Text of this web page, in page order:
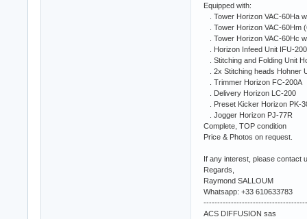
Equipped with:
. Tower Horizon VAC-60Ha
. Tower Horizon VAC-60Hm
. Tower Horizon VAC-60Hc
. Horizon Infeed Unit IFU-200
. Stitching and Folding Unit
. 2x Stitching heads Hohner
. Trimmer Horizon FC-200A
. Delivery Horizon LC-200
. Preset Kicker Horizon PK-
. Jogger Horizon PJ-77R
Complete, TOP condition
Price & Photos on request.
If any interest, please contact
Regards,
Raymond SALLOUM
Whatsapp: +33 610633783
ACS DIFFUSION sas